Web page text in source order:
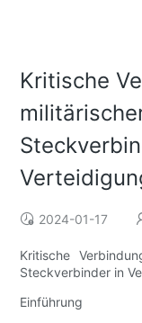
Kritische
2024-01-17
Kritische
Steckverbinder in
Einführung